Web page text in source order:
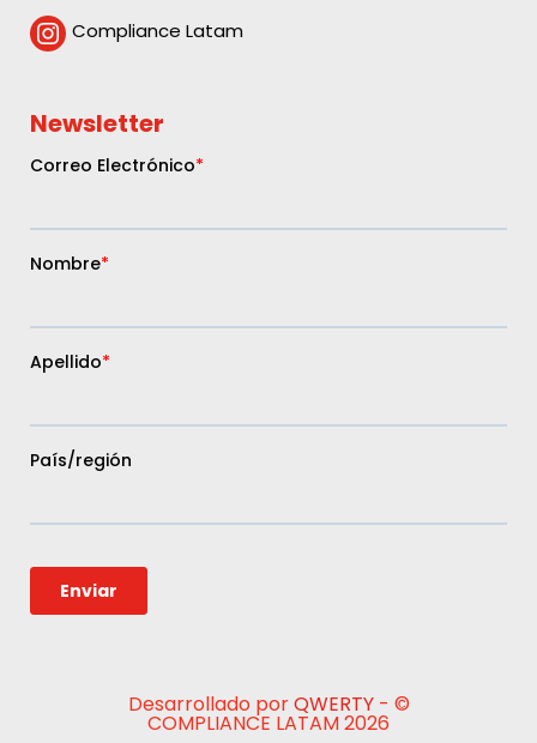
 Compliance Latam
Newsletter
Desarrollado porQWERTY- ©
COMPLIANCE LATAM 2026